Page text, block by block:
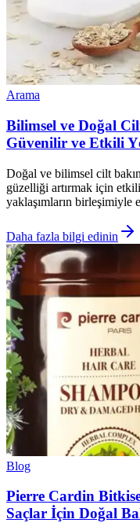
Arama
Bilimsel ve Doğal
Güvenilir ve Etkili
Doğal ve bilimsel cilt
güzelliği artırmak için
yaklaşımların birleşimiyle
Daha fazla bilgi edinin
Blog
Pierre Cardin
Saçlar İçin Doğal